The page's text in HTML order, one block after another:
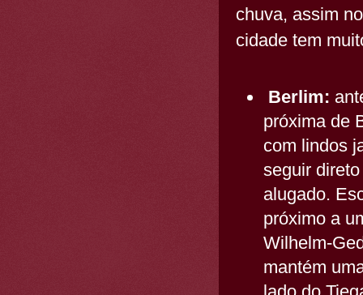
chuva, assim
cidade tem
Berlim:
próxima de
com lindos
seguir
alugado.
próximo a
Wilhelm-
mantém